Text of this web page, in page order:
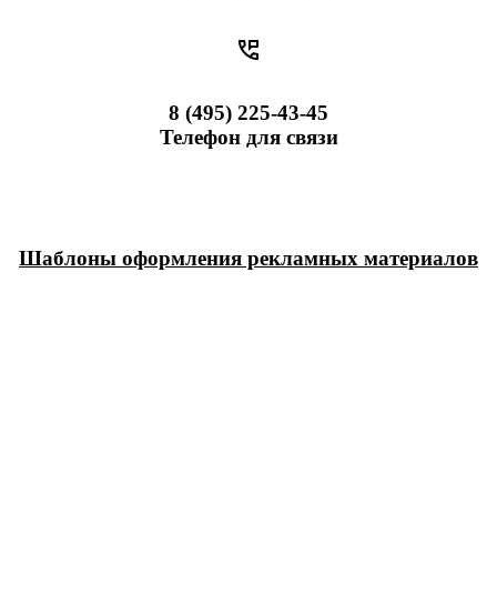
8 (495) 225-43-45
Телефон для связи
Шаблоны оформления рекламных материалов